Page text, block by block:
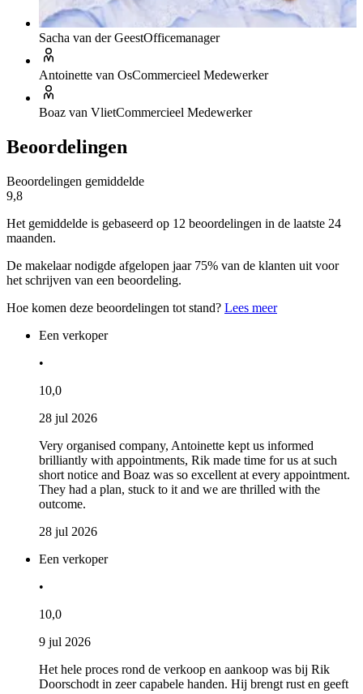
Sacha van der GeestOfficemanager
Antoinette van OsCommercieel Medewerker
Boaz van VlietCommercieel Medewerker
Beoordelingen
Beoordelingen gemiddelde
9,8
Het gemiddelde is gebaseerd op 12 beoordelingen in de laatste 24
maanden.
De makelaar nodigde afgelopen jaar 75% van de klanten uit voor
het schrijven van een beoordeling.
Hoe komen deze beoordelingen tot stand? Lees meer
Een verkoper
•
10,0
28 jul 2026
Very organised company, Antoinette kept us informed
brilliantly with appointments, Rik made time for us at such
short notice and Boaz was so excellent at every appointment.
They had a plan, stuck to it and we are thrilled with the
outcome.
28 jul 2026
Een verkoper
•
10,0
9 jul 2026
Het hele proces rond de verkoop en aankoop was bij Rik
Doorschodt in zeer capabele handen. Hij brengt rust en geeft